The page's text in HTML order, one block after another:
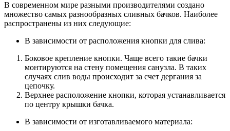
В современном мире разными производителями создано
множество самых разнообразных сливных бачков. Наиболее
распространены из них следующие:
В зависимости от расположения кнопки для слива:
Боковое крепление кнопки. Чаще всего такие бачки
монтируются на стену помещения санузла. В таких
случаях слив воды происходит за счет дергания за
цепочку.
Верхнее расположение кнопки, которая устанавливается
по центру крышки бачка.
В зависимости от изготавливаемого материала: